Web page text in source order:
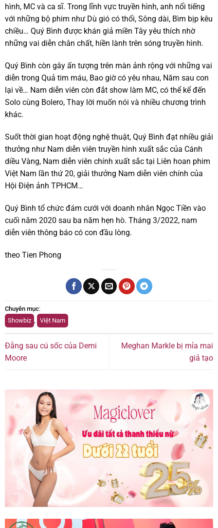
hình, MC và ca sĩ. Trong lĩnh vực truyền hình, anh nổi tiếng
với những bộ phim như Dù gió có thổi, Sông dài, Bìm bịp kêu
chiều… Quý Bình được khán giả miền Tây yêu thích nhờ
những vai diễn chân chất, hiền lành trên sóng truyền hình.
Quý Bình còn gây ấn tượng trên màn ảnh rộng với những vai
diễn trong Quả tim máu, Bao giờ có yêu nhau, Năm sau con
lại về… Nam diễn viên còn đắt show làm MC, có thể kể đến
Solo cùng Bolero, Thay lời muốn nói và nhiều chương trình
khác.
Suốt thời gian hoạt động nghệ thuật, Quý Bình đạt nhiều giải
thưởng như Nam diễn viên truyền hình xuất sắc của Cánh
diều Vàng, Nam diễn viên chính xuất sắc tại Liên hoan phim
Việt Nam lần thứ 20, giải thưởng Nam diễn viên chính của
Hội Điện ảnh TPHCM…
Quý Bình tổ chức đám cưới với doanh nhân Ngọc Tiền vào
cuối năm 2020 sau ba năm hẹn hò. Tháng 3/2022, nam
diễn viên thông báo có con đầu lòng.
theo Tien Phong
Chuyên mục:
Showbiz , Việt Nam
Đằng sau cú sốc của Demi
Moore
Meghan Markle bị mỉa mai
giả tạo